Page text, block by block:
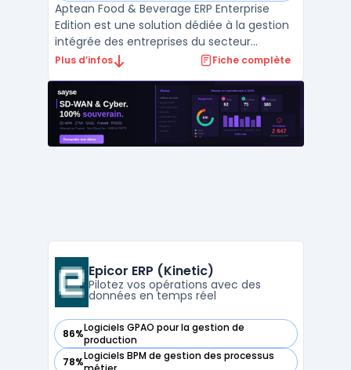
Aptean Food & Beverage ERP Enterprise
Edition est une solution dédiée à la gestion
intégrée des entreprises du secteur
agroalimentaire, notamment celles
agroalimentaire. Elle s’adresse aux
fabricants, producteurs et distributeurs
opérant sur plusieurs sites ou marché ...
Plus d’infos Fiche complète
Epicor ERP (Kinetic)
Pilotez vos opérations avec des
données en temps réel
86%Logiciels GPAO pour la gestion de
production
— voir Epicor ERP (Kinetic) dans cette catégorie
78%Logiciels BPM de gestion des processus
— voir Epicor ERP (Kinetic) dans cette catégorie